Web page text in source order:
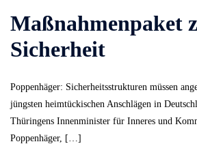
Maßnahmenpaket
Sicherheit
Poppenhäger: Sicherheitsstrukturen müssen
jüngsten heimtückischen Anschlägen in
Thüringens Innenminister für Inneres und
Poppenhäger, […]